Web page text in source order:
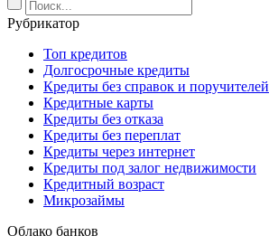
Рубрикатор
Топ кредитов
Долгосрочные кредиты
Кредиты без справок и поручителей
Кредитные карты
Кредиты без отказа
Кредиты без переплат
Кредиты через интернет
Кредиты под залог недвижимости
Кредитный возраст
Микрозаймы
Облако банков